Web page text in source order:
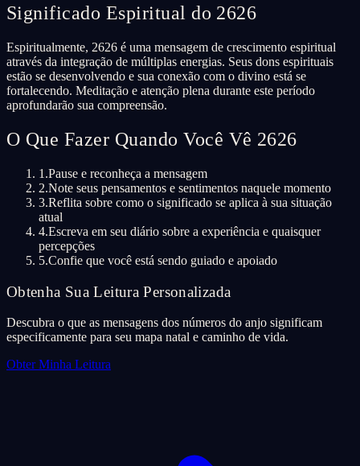
Significado Espiritual do 2626
Espiritualmente, 2626 é uma mensagem de crescimento espiritual
através da integração de múltiplas energias. Seus dons espirituais
estão se desenvolvendo e sua conexão com o divino está se
fortalecendo. Meditação e atenção plena durante este período
aprofundarão sua compreensão.
O Que Fazer Quando Você Vê 2626
1.Pause e reconheça a mensagem
2.Note seus pensamentos e sentimentos naquele momento
3.Reflita sobre como o significado se aplica à sua situação
atual
4.Escreva em seu diário sobre a experiência e quaisquer
percepções
5.Confie que você está sendo guiado e apoiado
Obtenha Sua Leitura Personalizada
Descubra o que as mensagens dos números do anjo significam
especificamente para seu mapa natal e caminho de vida.
Obter Minha Leitura